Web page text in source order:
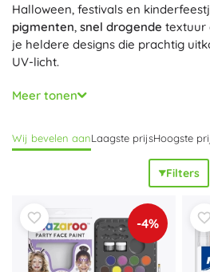
Halloween, festivals en
pigmenten, snel drogende textuur
je heldere designs die prachtig
UV-licht.
Facepainting wordt dankzij de
eenvoudigen
zijn na het feestmakkelijk
zeep. In het assortiment vind je
schminkpotloden, glitters, metallic
voor zowel strakke contouren als
gevoelige huid kies jeniet‑toxische,
dermatologisch getesteschmink
voor kinderenen volwassenen.
maskers en themafeesten; zo
Meer tonen
Wij bevelen aanLaagste prijsHoogste
Filters
-4%